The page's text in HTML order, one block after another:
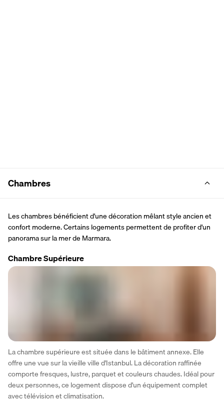
Chambres
Les chambres bénéficient d'une décoration mêlant style ancien et
confort moderne. Certains logements permettent de profiter d'un
panorama sur la mer de Marmara.
Chambre Supérieure
La chambre supérieure est située dans le bâtiment annexe. Elle
offre une vue sur la vieille ville d'Istanbul. La décoration raffinée
comporte fresques, lustre, parquet et couleurs chaudes. Idéal pour
deux personnes, ce logement dispose d'un équipement complet
avec télévision et climatisation.